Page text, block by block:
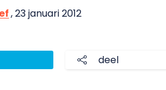
, 23 januari 2012
deel